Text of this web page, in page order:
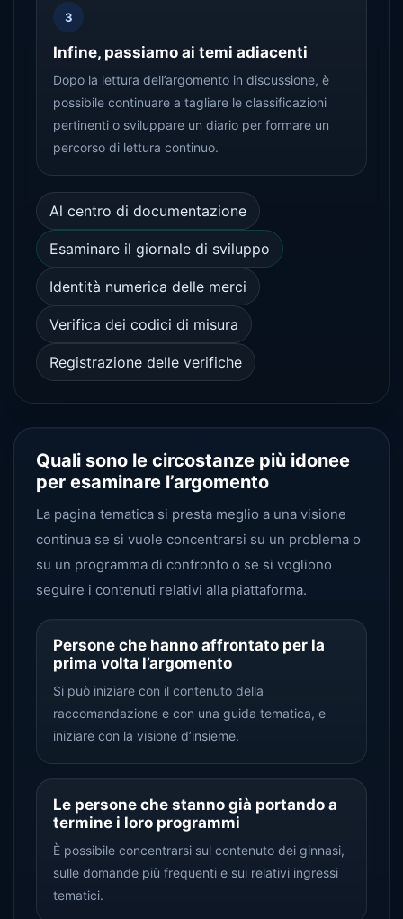
3
Infine, passiamo ai temi adiacenti
Dopo la lettura dell’argomento in discussione, è
possibile continuare a tagliare le classificazioni
pertinenti o sviluppare un diario per formare un
percorso di lettura continuo.
Al centro di documentazione
Esaminare il giornale di sviluppo
Identità numerica delle merci
Verifica dei codici di misura
Registrazione delle verifiche
Quali sono le circostanze più idonee
per esaminare l’argomento
La pagina tematica si presta meglio a una visione
continua se si vuole concentrarsi su un problema o
su un programma di confronto o se si vogliono
seguire i contenuti relativi alla piattaforma.
Persone che hanno affrontato per la
prima volta l’argomento
Si può iniziare con il contenuto della
raccomandazione e con una guida tematica, e
iniziare con la visione d’insieme.
Le persone che stanno già portando a
termine i loro programmi
È possibile concentrarsi sul contenuto dei ginnasi,
sulle domande più frequenti e sui relativi ingressi
tematici.